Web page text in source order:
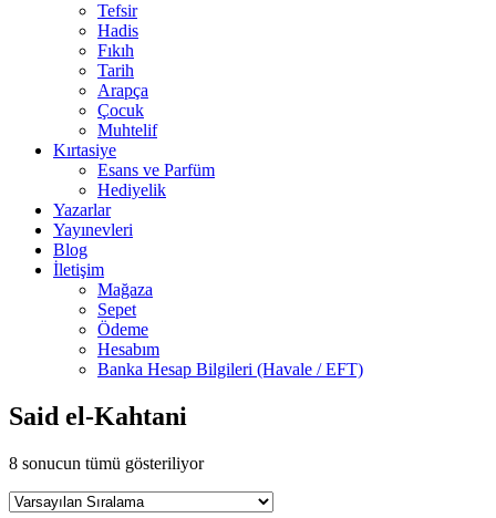
Tefsir
Hadis
Fıkıh
Tarih
Arapça
Çocuk
Muhtelif
Kırtasiye
Esans ve Parfüm
Hediyelik
Yazarlar
Yayınevleri
Blog
İletişim
Mağaza
Sepet
Ödeme
Hesabım
Banka Hesap Bilgileri (Havale / EFT)
Said el-Kahtani
8 sonucun tümü gösteriliyor